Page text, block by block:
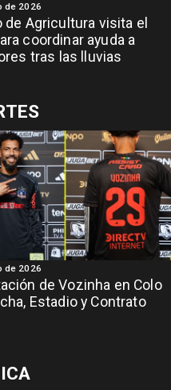
de Agricultura visita el
coordinar ayuda a
tras las lluvias
de 2026
de Vozinha en Colo
Estadio y Contrato
de 2026